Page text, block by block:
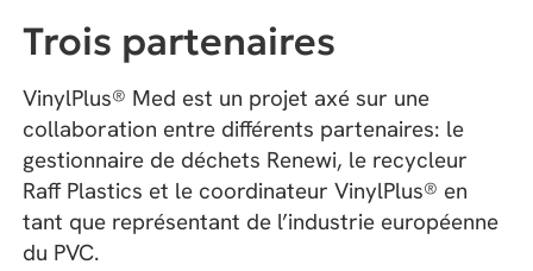
Trois partenaires
VinylPlus® Med est un projet axé sur une
collaboration entre différents partenaires: le
gestionnaire de déchets Renewi, le recycleur
Raff Plastics et le coordinateur VinylPlus® en
tant que représentant de l’industrie européenne
du PVC.